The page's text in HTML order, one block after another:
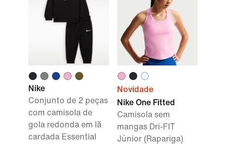
Nike
Conjunto de 2 peças
com camisola de
gola redonda em lã
cardada Essential
Novidade
Nike One Fitted
Camisola sem
mangas Dri-FIT
Júnior (Rapariga)